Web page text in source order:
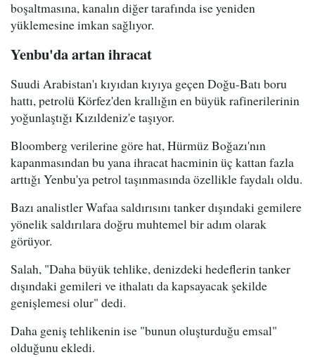
boşaltmasına, kanalın diğer tarafında ise yeniden
yüklemesine imkan sağlıyor.
Yenbu'da artan ihracat
Suudi Arabistan'ı kıyıdan kıyıya geçen Doğu-Batı boru
hattı, petrolü Körfez'den krallığın en büyük rafinerilerinin
yoğunlaştığı Kızıldeniz'e taşıyor.
Bloomberg verilerine göre hat, Hürmüz Boğazı'nın
kapanmasından bu yana ihracat hacminin üç kattan fazla
arttığı Yenbu'ya petrol taşınmasında özellikle faydalı oldu.
Bazı analistler Wafaa saldırısını tanker dışındaki gemilere
yönelik saldırılara doğru muhtemel bir adım olarak
görüyor.
Salah, "Daha büyük tehlike, denizdeki hedeflerin tanker
dışındaki gemileri ve ithalatı da kapsayacak şekilde
genişlemesi olur" dedi.
Daha geniş tehlikenin ise "bunun oluşturduğu emsal"
olduğunu ekledi.